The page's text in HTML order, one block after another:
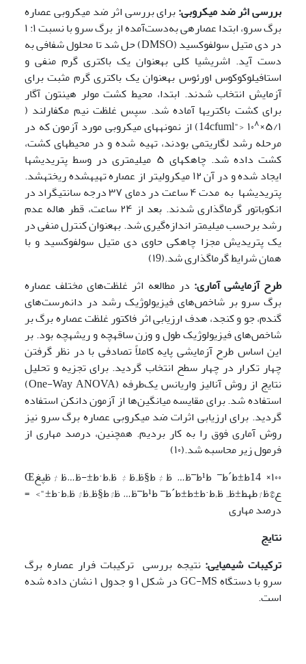
بررسی اثر ضد میکروبی:برای بررسی اثر ضد میکروبی عصاره
برگ سرو، ابتدا عصاره­ی به‌دست‌آمده از برگ سرو با نسبت ۱: ۱
در دی متیل سولفوکسید (DMSO) حل شد تا محلول شفافی به
دست آید. اشریشیا کلی به­عنوان یک باکتری گرم منفی و
استافیلوکوکوس اورئوس به­عنوان یک باکتری گرم مثبت برای
آزمایش انتخاب شدند. ابتدا، محیط کشت مولر هینتون آگار
برای کشت باکتری­ها آماده شد. سپس غلظت نیم مک­فارلند (
14cfuml"> ۱۰۸
×۵/۱) از نمونه­های میکروبی مورد آزمون که در
مرحله رشد لگاریتمی بودند، تهیه شده و در محیط­های کشت،
کشت داده شد. چاهک­های ۵ میلی­متری در وسط پتری­دیش­ها
ایجاد شده و در آن ۱۲ میکرولیتر از عصاره تهیه­شده ریخته­شد.
پتری­دیش­ها به مدت ۴ ساعت در دمای ۳۷ درجه سانتی­گراد در
انکوباتور گرماگذاری شدند. بعد از ۲۴ ساعت، قطر هاله عدم
رشد برحسب میلی­متر اندازه‌گیری شد. به­عنوان کنترل منفی در
یک پتری­دیش مجزا چاهکی حاوی دی متیل سولفوکسید و با
همان شرایط گرماگذاری شد.(۱9)
طرح آزمایشی آماری: در مطالعه اثر غلظت‌های مختلف عصاره
برگ سرو بر شاخص‌های فیزیولوژیک رشد در دانه‌رست‌های
گندم، جو و کنجد، هدف ارزیابی اثر فاکتور غلظت عصاره برگ بر
شاخص‌های فیزیولوژیک طول و وزن ساقه­چه و ریشه­چه بود. بر
این اساس طرح آزمایشی پایه کاملاً تصادفی با در نظر گرفتن
چهار تکرار در چهار سطح انتخاب گردید. برای تجزیه‌ و تحلیل
نتایج از روش آنالیز واریانس یک‌طرفه (One-Way ANOVA)
استفاده شد. برای مقایسه میانگین‌ها از آزمون دانکن استفاده
گردید. برای ارزیابی اثرات ضد میکروبی عصاره برگ سرو نیز
روش آماری فوق را به کار بردیم. همچنین، درصد مهاری از
فرمول زیر محاسبه شد.(۱۰)
۱۰۰×
14ط±ط´ط¯ ط¹ط¯ظ… ظ‡ط§ظ„ظ‡ ظ‚ط·ط±-ظ…ظ†ظپغŒ
ع©ظ†طھط±ظ„ ظ‚ط·ط±ط±ط´ط¯ ط¹ط¯ظ… ظ‡ط§ظ„ظ‡ ظ‚ط·ط±"> =
درصد مهاری
نتایج
ترکیبات شیمیایی: نتیجه بررسی ترکیبات فرار عصاره برگ
سرو با دستگاه GC-MS در شکل ۱ و جدول ۱ نشان داده شده
است.